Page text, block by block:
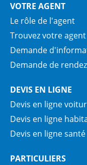
VOTRE AGENT
Le rôle de l'agent
Trouvez votre agent
Demande
Demande de
DEVIS EN LIGNE
Devis en ligne
Devis en ligne
Devis en ligne santé
PARTICULIERS